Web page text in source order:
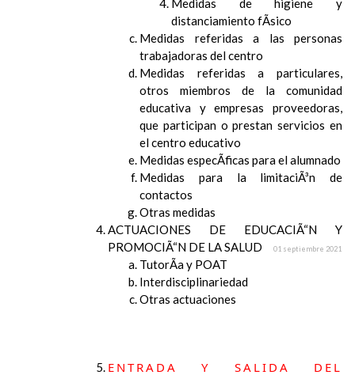
Medidas de higiene y
distanciamiento fÃ­sico
Medidas referidas a las personas
trabajadoras del centro
Medidas referidas a particulares,
otros miembros de la comunidad
educativa y empresas proveedoras,
que participan o prestan servicios en
el centro educativo
Medidas especÃ­ficas para el alumnado
Medidas para la limitaciÃ³n de
contactos
Otras medidas
ACTUACIONES DE EDUCACIÃ“N Y
PROMOCIÃ“N DE LA SALUD
01 septiembre 2021
TutorÃ­a y POAT
Interdisciplinariedad
Otras actuaciones
ENTRADA Y SALIDA DEL